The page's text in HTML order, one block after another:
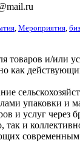
Мероприятия
товаров и/или
как
упаковки и
и услуг через
и